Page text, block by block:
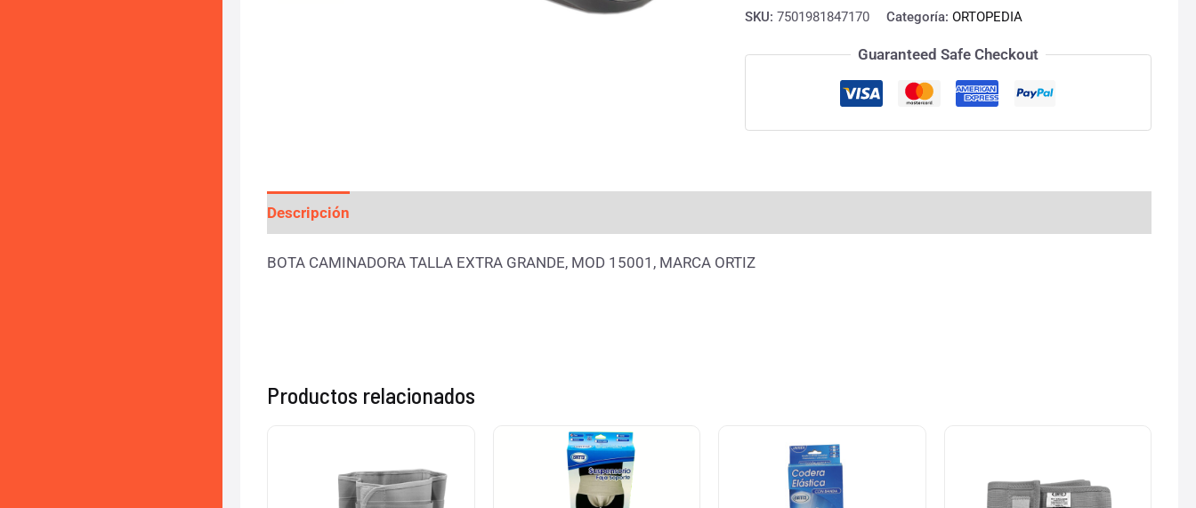
SKU: 7501981847170 Categoría: ORTOPEDIA
Guaranteed Safe Checkout
Descripción
BOTA CAMINADORA TALLA EXTRA GRANDE, MOD 15001, MARCA ORTIZ
Productos relacionados